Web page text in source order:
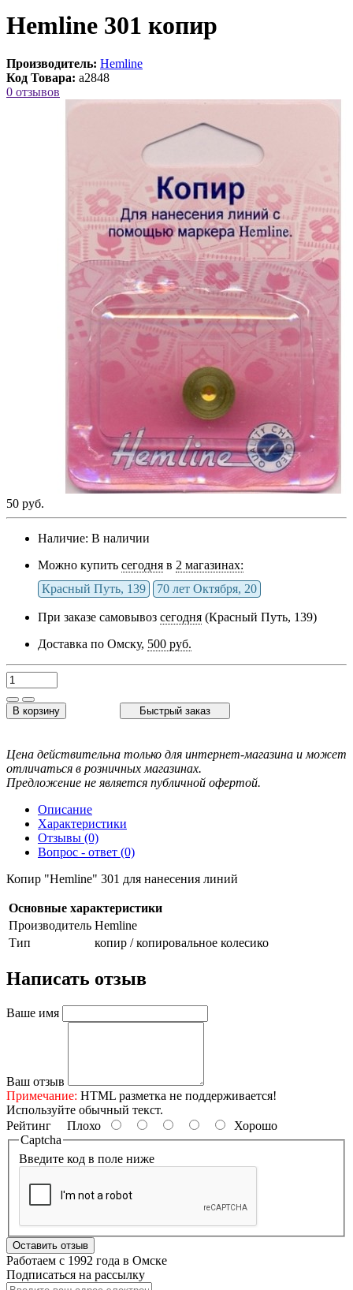
Hemline 301 копир
Производитель: Hemline
Код Товара: a2848
0 отзывов
50 руб.
Наличие: В наличии
Можно купить сегодня в 2 магазинах:
Красный Путь, 139
70 лет Октября, 20
При заказе самовывоз сегодня (Красный Путь, 139)
Доставка по Омску, 500 руб.
В корзину Быстрый заказ
Цена действительна только для интернет-магазина и может
отличаться в розничных магазинах.
Предложение не является публичной офертой.
Описание
Характеристики
Отзывы (0)
Вопрос - ответ (0)
Копир "Hemline" 301 для нанесения линий
Основные характеристики
Производитель Hemline
Тип
копир / копировальное колесико
Написать отзыв
Ваше имя
Ваш отзыв
Примечание: HTML разметка не поддерживается!
Используйте обычный текст.
Рейтинг Плохо
Хорошо
Captcha
Введите код в поле ниже
Оставить отзыв
Работаем с 1992 года в Омске
Подписаться на рассылку